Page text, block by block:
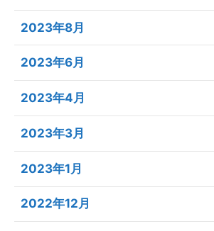
2023年8月
2023年6月
2023年4月
2023年3月
2023年1月
2022年12月